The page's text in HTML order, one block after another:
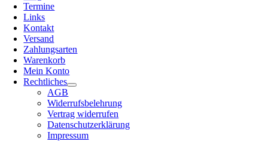
Termine
Links
Kontakt
Versand
Zahlungsarten
Warenkorb
Mein Konto
Rechtliches
AGB
Widerrufsbelehrung
Vertrag widerrufen
Datenschutzerklärung
Impressum